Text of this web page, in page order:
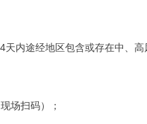
内途经地区包含或存在中、高
场扫码）；